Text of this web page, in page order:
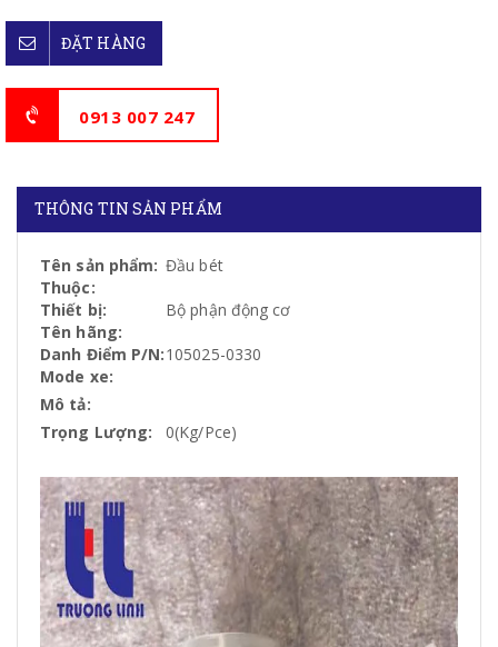
ĐẶT HÀNG
0913 007 247
THÔNG TIN SẢN PHẨM
Tên sản phẩm: Đầu bét
Thuộc:
Thiết bị:
Bộ phận động cơ
Tên hãng:
Danh Điểm P/N:105025-0330
Mode xe:
Mô tả:
Trọng Lượng:
0(Kg/Pce)